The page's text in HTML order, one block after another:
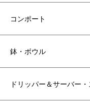
コンポート
鉢・ボウル
ドリッパー＆サーバー